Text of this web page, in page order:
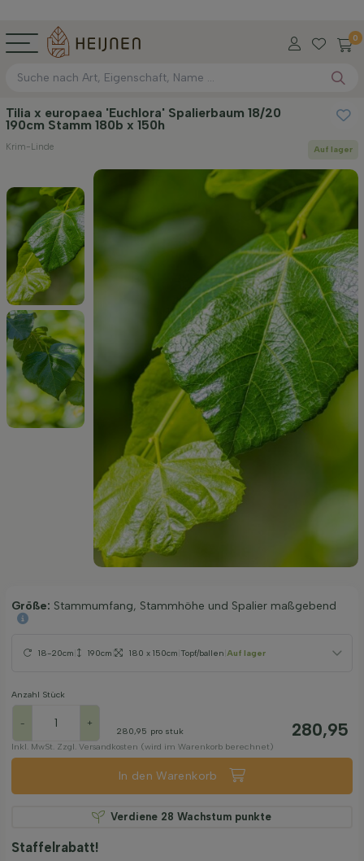
0
Tilia x europaea 'Euchlora' Spalierbaum 18/20
190cm Stamm 180b x 150h
Krim-Linde Auf lager
Größe: Stammumfang, Stammhöhe und Spalier maßgebend
18-20cm 190cm 180 x 150cm Topf/ballen Auf lager
Anzahl Stück
- +
280,95 pro stuk 280,95
Inkl. MwSt. Zzgl. Versandkosten (wird im Warenkorb berechnet)
In den Warenkorb
Verdiene 28 Wachstum punkte
Staffelrabatt!